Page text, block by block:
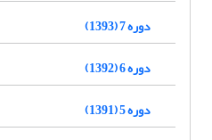
دوره 7 (1393)
دوره 6 (1392)
دوره 5 (1391)